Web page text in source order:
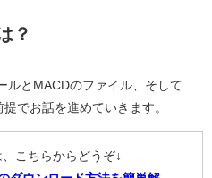
？
ルとMACDのファイル、そして
でお話を進めていきます。
こちらからどうぞ↓